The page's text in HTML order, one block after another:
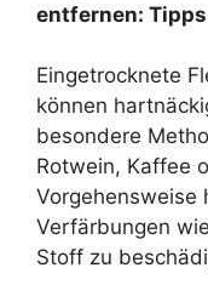
entfernen:
Eingetrocknete
können
besondere
Rotwein, Kaffee
Vorgehensweise
Verfärbungen
Stoff zu